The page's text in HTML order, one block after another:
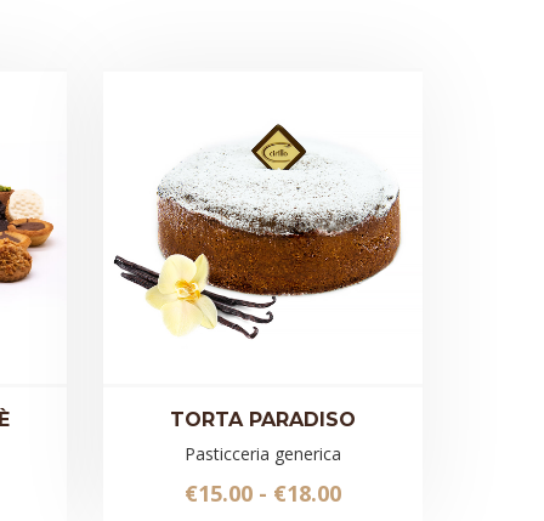
TORTA PARADISO
Pasticceria generica
€15.00 - €18.00Fascia